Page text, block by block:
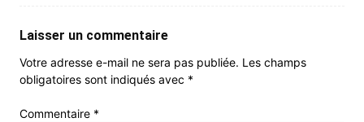
Laisser un commentaire
Votre adresse e-mail ne sera pas publiée. Les champs
obligatoires sont indiqués avec *
Commentaire *